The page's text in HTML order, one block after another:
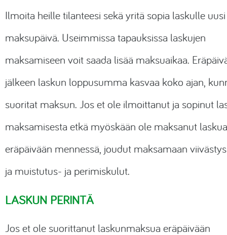
Ilmoita heille tilanteesi sekä yritä sopia laskulle uusi
maksupäivä. Useimmissa tapauksissa laskujen
maksamiseen voit saada lisää maksuaikaa.
jälkeen laskun loppusumma kasvaa koko ajan,
suoritat maksun. Jos et ole ilmoittanut ja sopinut
maksamisesta etkä myöskään ole maksanut laskua
eräpäivään mennessä, joudut maksamaan
ja muistutus- ja perimiskulut.
LASKUN PERINTÄ
Jos et ole suorittanut laskunmaksua eräpäivään